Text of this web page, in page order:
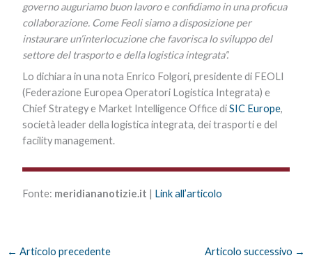
governo auguriamo buon lavoro e confidiamo in una proficua
collaborazione. Come Feoli siamo a disposizione per
instaurare un’interlocuzione che favorisca lo sviluppo del
settore del trasporto e della logistica integrata”.
Lo dichiara in una nota Enrico Folgori, presidente di FEOLI
(Federazione Europea Operatori Logistica Integrata) e
Chief Strategy e Market Intelligence Office diSIC Europe,
società leader della logistica integrata, dei trasporti e del
facility management.
Fonte: meridiananotizie.it | Link all’articolo
← Articolo precedente Articolo successivo →